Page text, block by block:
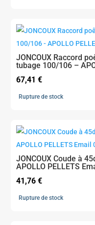
79,00 €.
JONCOUX Raccord
tubage 100/106 –
67,41€
Rupture de stock
JONCOUX Coude à
APOLLO PELLETS
41,76€
Rupture de stock